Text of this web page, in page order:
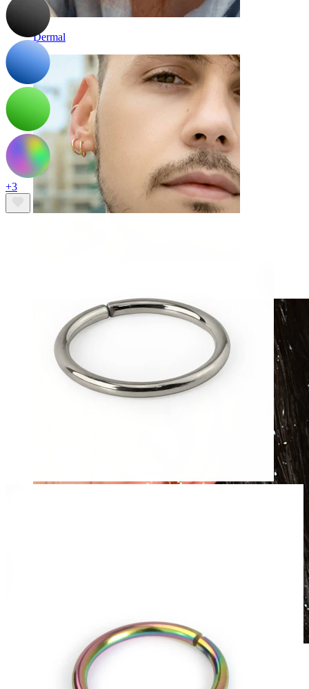
Dermal
Wasserfest
Ohrpiercings
+3